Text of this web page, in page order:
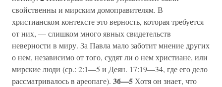
свойственны и мирским домоправителям. В
христианском контексте это верность, которая требуется
от них, — слишком много явных свидетельств
неверности в миру. За Павла мало заботит мнение других
о нем, независимо от того, судят ли о нем христиане, или
мирские люди (ср.: 2:1—5 и Деян. 17:19—34, где его дело
рассматривалось в ареопаге). 3б—5 Хотя он знает, что